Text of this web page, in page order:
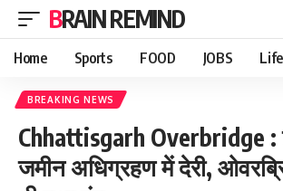
BRAIN REMIND
Home Sports FOOD JOBS
BREAKING NEWS
Chhattisgarh Overbridge :
जमीन अधिग्रहण में देरी,